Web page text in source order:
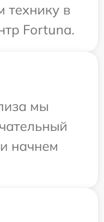
технику в
Fortuna.
мы
начнем